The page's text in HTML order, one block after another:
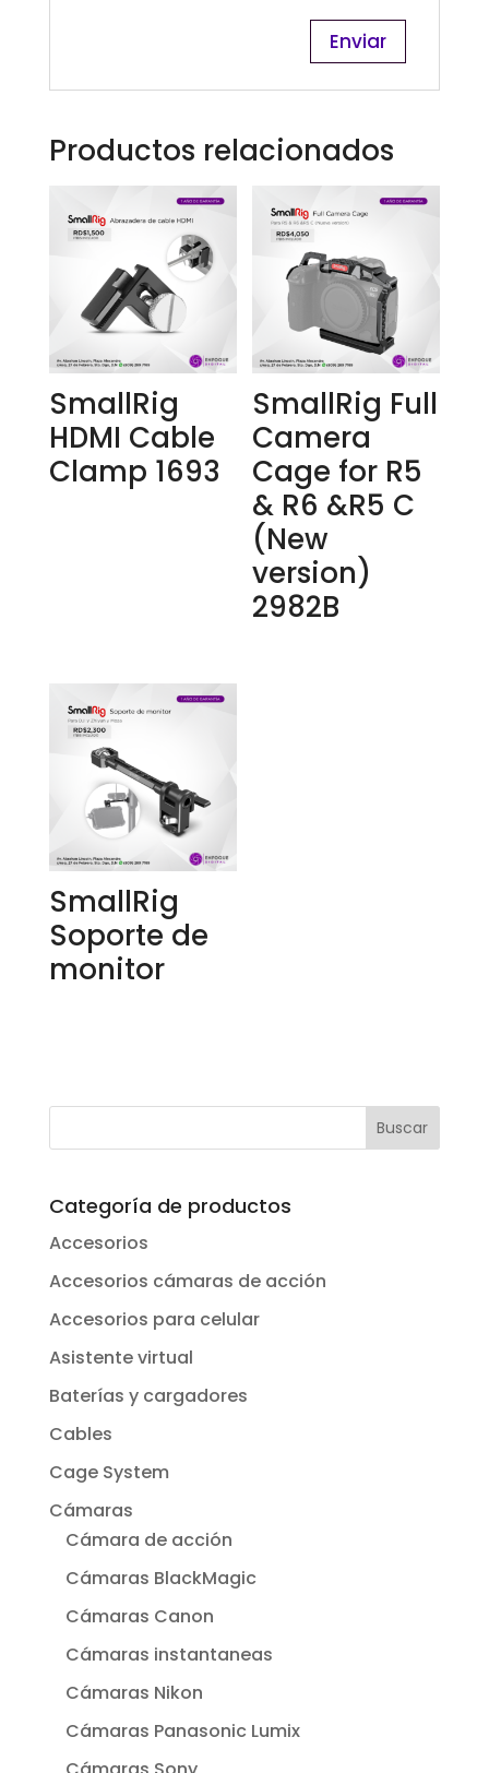
Productos relacionados
SmallRig
HDMI Cable
Clamp 1693
SmallRig Full
Camera
Cage for R5
& R6 &R5 C
(New
version)
2982B
SmallRig
Soporte de
monitor
Categoría de productos
Accesorios
Accesorios cámaras de acción
Accesorios para celular
Asistente virtual
Baterías y cargadores
Cables
Cage System
Cámaras
Cámara de acción
Cámaras BlackMagic
Cámaras Canon
Cámaras instantaneas
Cámaras Nikon
Cámaras Panasonic Lumix